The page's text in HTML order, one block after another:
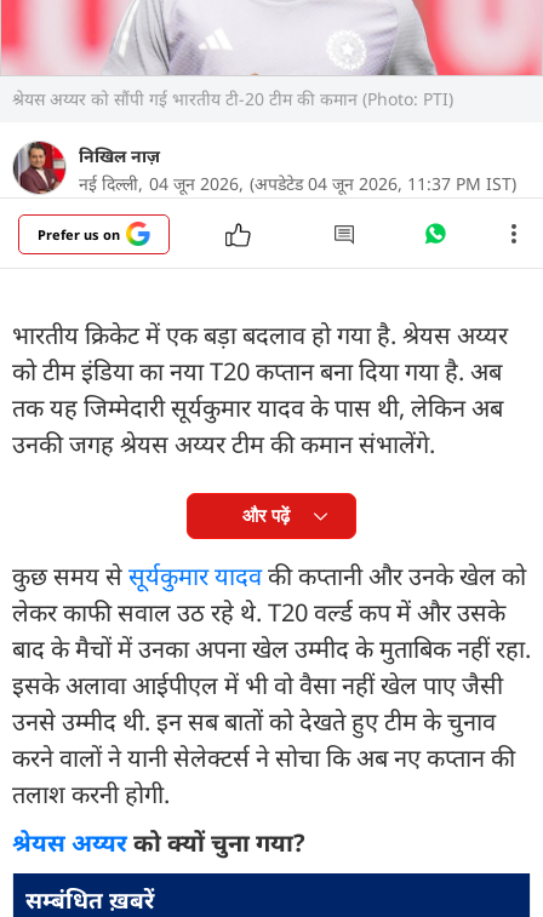
श्रेयस अय्यर को सौंपी गई भारतीय टी-20 टीम की कमान (Photo: PTI)
निखिल नाज़
नई दिल्ली, 04 जून 2026, (अपडेटेड 04 जून 2026, 11:37 PM IST)
Prefer us on
भारतीय क्रिकेट में एक बड़ा बदलाव हो गया है. श्रेयस अय्यर
को टीम इंडिया का नया T20 कप्तान बना दिया गया है. अब
तक यह जिम्मेदारी सूर्यकुमार यादव के पास थी, लेकिन अब
उनकी जगह श्रेयस अय्यर टीम की कमान संभालेंगे.
और पढ़ें
कुछ समय सेसूर्यकुमार यादवकी कप्तानी और उनके खेल को
लेकर काफी सवाल उठ रहे थे. T20 वर्ल्ड कप में और उसके
बाद के मैचों में उनका अपना खेल उम्मीद के मुताबिक नहीं रहा.
इसके अलावा आईपीएल में भी वो वैसा नहीं खेल पाए जैसी
उनसे उम्मीद थी. इन सब बातों को देखते हुए टीम के चुनाव
करने वालों ने यानी सेलेक्टर्स ने सोचा कि अब नए कप्तान की
तलाश करनी होगी.
श्रेयस अय्यरको क्यों चुना गया?
सम्बंधित ख़बरें